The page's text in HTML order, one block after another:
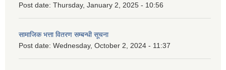
Post date: Thursday, January 2, 2025 - 10:56
सामाजिक भत्ता वितरण सम्बन्धी सूचना
Post date: Wednesday, October 2, 2024 - 11:37